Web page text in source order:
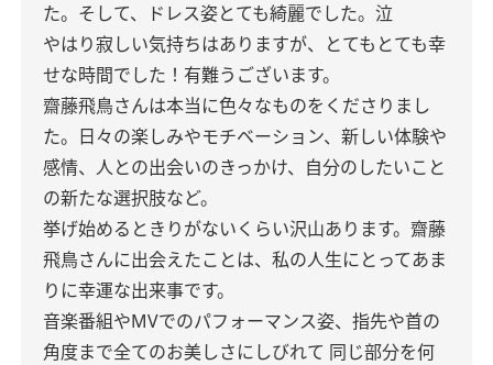
た。そして、ドレス姿とても綺麗でした。泣
やはり寂しい気持ちはありますが、とてもとても幸
せな時間でした！有難うございます。
齋藤飛鳥さんは本当に色々なものをくださりまし
た。日々の楽しみやモチベーション、新しい体験や
感情、人との出会いのきっかけ、自分のしたいこと
の新たな選択肢など。
挙げ始めるときりがないくらい沢山あります。齋藤
飛鳥さんに出会えたことは、私の人生にとってあま
りに幸運な出来事です。
音楽番組やMVでのパフォーマンス姿、指先や首の
角度まで全てのお美しさにしびれて 同じ部分を何